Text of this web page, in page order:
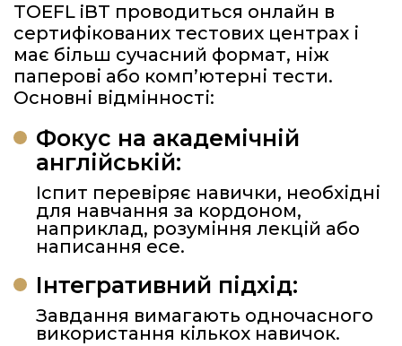
TOEFL iBT проводиться онлайн в
сертифікованих тестових центрах і
має більш сучасний формат, ніж
паперові або комп’ютерні тести.
Основні відмінності:
Фокус на академічній
англійській:
Іспит перевіряє навички, необхідні
для навчання за кордоном,
наприклад, розуміння лекцій або
написання есе.
Інтегративний підхід:
Завдання вимагають одночасного
використання кількох навичок.